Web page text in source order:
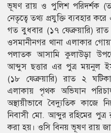
ভূষণ রায় ও পুলিশ পরিদর্শক
নেতৃত্বে তথ্য প্রযুক্তি ব্যবহার
গত বুধবার (১৭ ফেব্রুয়ারি)
ওসমানীনগর থানা এলাকার
পলাতক আসামি কুলাউড়া
আব্দুস ছত্তার এর পুত্র ময়নুল
(১৮ ফেব্রুয়ারি) রাত ২
এলাকায় পৃথক অভিযান
অস্থায়ীভাবে বৈদ্যুতিক কাজে
নিবাসী মো. আব্দুর রহিমের
করা হয়। ওসি বিনয় ভূষণ রায়